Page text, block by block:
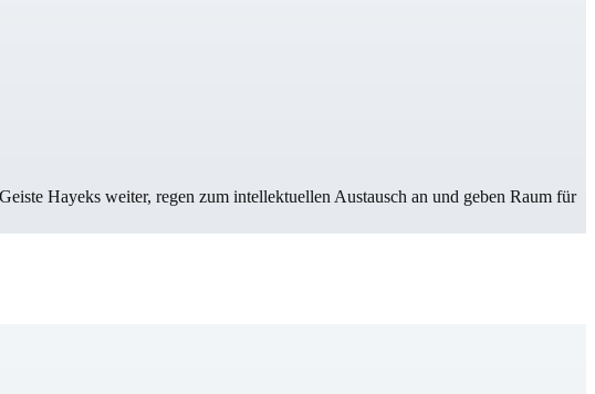
Hayeks weiter, regen zum intellektuellen Austausch an und geben Raum für